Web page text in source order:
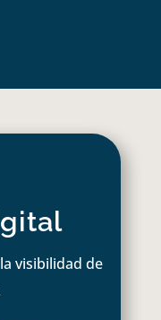
visibilidad de